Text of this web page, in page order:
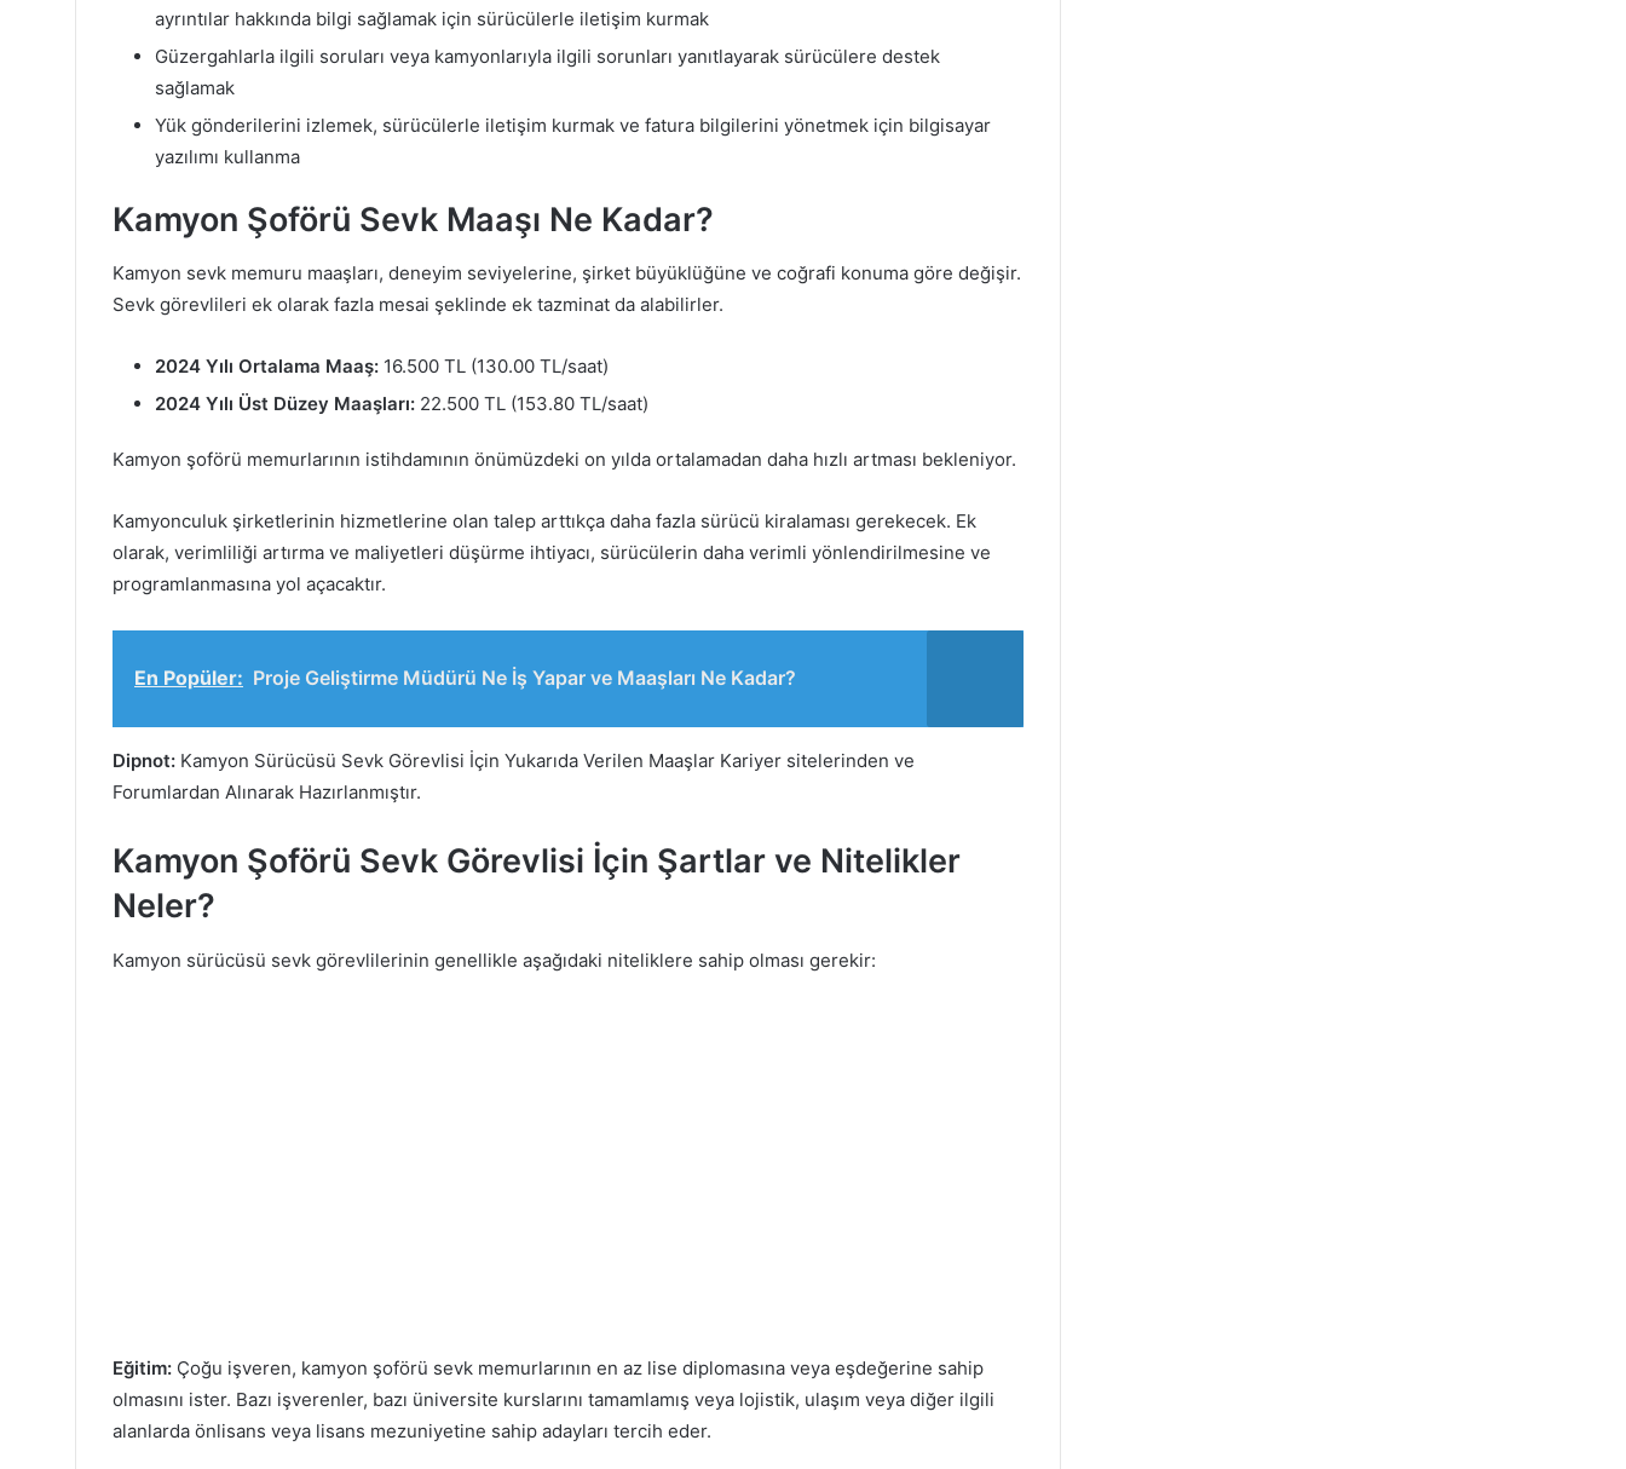
ayrıntılar hakkında bilgi sağlamak için sürücülerle iletişim kurmak
Güzergahlarla ilgili soruları veya kamyonlarıyla ilgili sorunları yanıtlayarak sürücülere destek
sağlamak
Yük gönderilerini izlemek, sürücülerle iletişim kurmak ve fatura bilgilerini yönetmek için bilgisayar
yazılımı kullanma
Kamyon Şoförü Sevk Maaşı Ne Kadar?
Kamyon sevk memuru maaşları, deneyim seviyelerine, şirket büyüklüğüne ve coğrafi konuma göre değişir.
Sevk görevlileri ek olarak fazla mesai şeklinde ek tazminat da alabilirler.
2024 Yılı Ortalama Maaş: 16.500 TL (130.00 TL/saat)
2024 Yılı Üst Düzey Maaşları: 22.500 TL (153.80 TL/saat)
Kamyon şoförü memurlarının istihdamının önümüzdeki on yılda ortalamadan daha hızlı artması bekleniyor.
Kamyonculuk şirketlerinin hizmetlerine olan talep arttıkça daha fazla sürücü kiralaması gerekecek. Ek
olarak, verimliliği artırma ve maliyetleri düşürme ihtiyacı, sürücülerin daha verimli yönlendirilmesine ve
programlanmasına yol açacaktır.
En Popüler: Proje Geliştirme Müdürü Ne İş Yapar ve Maaşları Ne Kadar?
Dipnot: Kamyon Sürücüsü Sevk Görevlisi İçin Yukarıda Verilen Maaşlar Kariyer sitelerinden ve
Forumlardan Alınarak Hazırlanmıştır.
Kamyon Şoförü Sevk Görevlisi İçin Şartlar ve Nitelikler
Neler?
Kamyon sürücüsü sevk görevlilerinin genellikle aşağıdaki niteliklere sahip olması gerekir:
Eğitim: Çoğu işveren, kamyon şoförü sevk memurlarının en az lise diplomasına veya eşdeğerine sahip
olmasını ister. Bazı işverenler, bazı üniversite kurslarını tamamlamış veya lojistik, ulaşım veya diğer ilgili
alanlarda önlisans veya lisans mezuniyetine sahip adayları tercih eder.